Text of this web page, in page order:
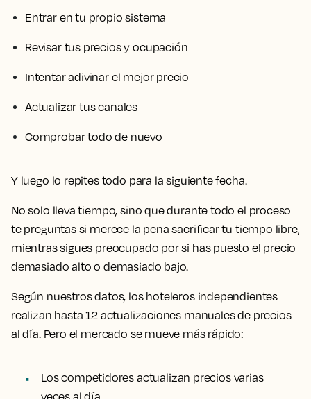
Entrar en tu propio sistema
Revisar tus precios y ocupación
Intentar adivinar el mejor precio
Actualizar tus canales
Comprobar todo de nuevo
Y luego lo repites todo para la siguiente fecha.
No solo lleva tiempo, sino que durante todo el proceso
te preguntas si merece la pena sacrificar tu tiempo libre,
mientras sigues preocupado por si has puesto el precio
demasiado alto o demasiado bajo.
Según nuestros datos, los hoteleros independientes
realizan hasta 12 actualizaciones manuales de precios
al día. Pero el mercado se mueve más rápido:
Los competidores actualizan precios varias
veces al día